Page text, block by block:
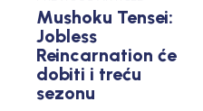
Mushoku Tensei:
Jobless
Reincarnation će
dobiti i treću
sezonu